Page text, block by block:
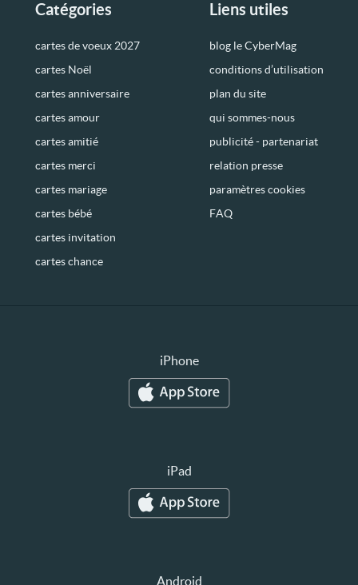
Catégories
cartes de voeux 2027
cartes Noël
cartes anniversaire
cartes amour
cartes amitié
cartes merci
cartes mariage
cartes bébé
cartes invitation
cartes chance
Liens utiles
blog le CyberMag
conditions d’utilisation
plan du site
qui sommes-nous
publicité - partenariat
relation presse
paramètres cookies
FAQ
iPhone
iPad
Android